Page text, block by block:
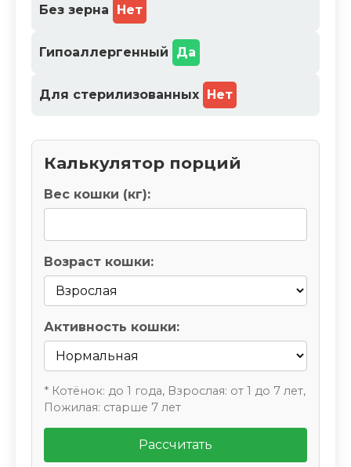
Без зерна Нет
Гипоаллергенный Да
Для стерилизованных Нет
Калькулятор порций
Вес кошки (кг):
Возраст кошки:
Активность кошки:
* Котёнок: до 1 года, Взрослая: от 1 до 7 лет,
Пожилая: старше 7 лет
Рассчитать